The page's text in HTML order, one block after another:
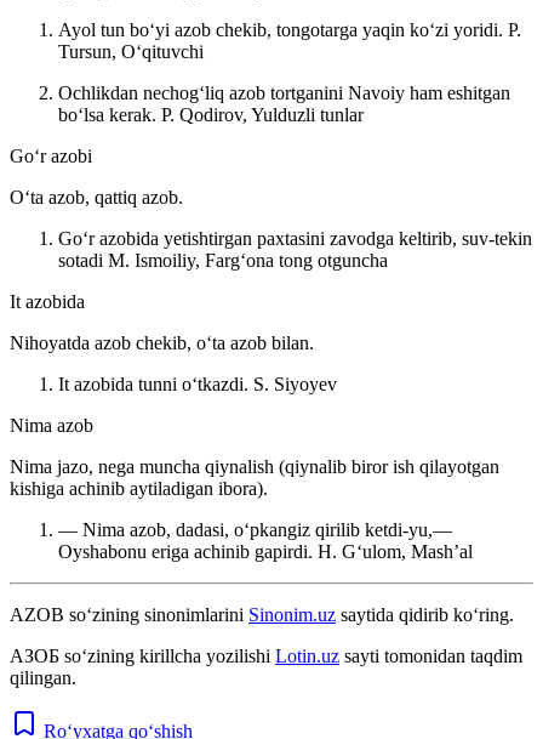
Ayol tun boʻyi azob chekib, tongotarga yaqin koʻzi yoridi. P.
Tursun, Oʻqituvchi
Ochlikdan nechogʻliq azob tortganini Navoiy ham eshitgan
boʻlsa kerak. P. Qodirov, Yulduzli tunlar
Goʻr azobi
Oʻta azob, qattiq azob.
Goʻr azobida yetishtirgan paxtasini zavodga keltirib, suv-tekin
sotadi M. Ismoiliy, Fargʻona tong otguncha
It azobida
Nihoyatda azob chekib, oʻta azob bilan.
It azobida tunni oʻtkazdi. S. Siyoyev
Nima azob
Nima jazo, nega muncha qiynalish (qiynalib biror ish qilayotgan
kishiga achinib aytiladigan ibora).
— Nima azob, dadasi, oʻpkangiz qirilib ketdi-yu,—
Oyshabonu eriga achinib gapirdi. H. Gʻulom, Mashʼal
AZOB so‘zining sinonimlarini Sinonim.uz saytida qidirib ko‘ring.
АЗОБ so‘zining kirillcha yozilishi Lotin.uz sayti tomonidan taqdim
qilingan.
Ro‘yxatga qo‘shish